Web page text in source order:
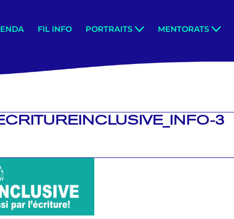
FIL INFO PORTRAITS MENTORATS
3